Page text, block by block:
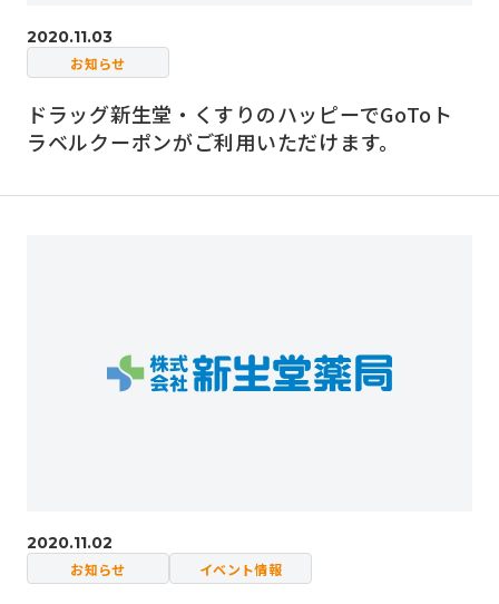
2020.11.03
お知らせ
ドラッグ新生堂・くすりのハッピーでGoToト
ラベルクーポンがご利用いただけます。
2020.11.02
お知らせ イベント情報